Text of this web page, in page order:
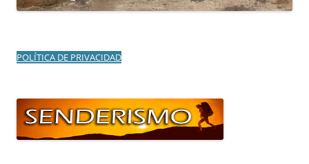
POLÍTICA DE PRIVACIDAD